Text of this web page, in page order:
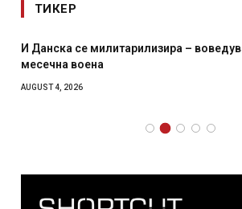
ТИКЕР
И Данска се милитарилизира –
месечна воена
AUGUST 4, 2026